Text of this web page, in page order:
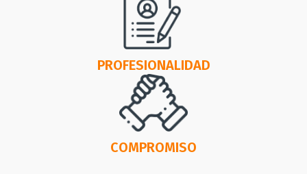
PROFESIONALIDAD
COMPROMISO